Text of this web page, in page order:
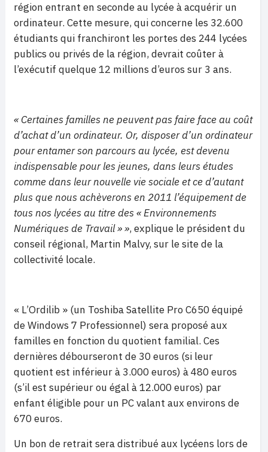
région entrant en seconde au lycée à acquérir un
ordinateur. Cette mesure, qui concerne les 32.600
étudiants qui franchiront les portes des 244 lycées
publics ou privés de la région, devrait coûter à
l’exécutif quelque 12 millions d’euros sur 3 ans.
« Certaines familles ne peuvent pas faire face au coût
d’achat d’un ordinateur. Or, disposer d’un ordinateur
pour entamer son parcours au lycée, est devenu
indispensable pour les jeunes, dans leurs études
comme dans leur nouvelle vie sociale et ce d’autant
plus que nous achèverons en 2011 l’équipement de
tous nos lycées au titre des « Environnements
Numériques de Travail » », explique le président du
conseil régional, Martin Malvy, sur le site de la
collectivité locale.
« L’Ordilib » (un Toshiba Satellite Pro C650 équipé
de Windows 7 Professionnel) sera proposé aux
familles en fonction du quotient familial. Ces
dernières débourseront de 30 euros (si leur
quotient est inférieur à 3.000 euros) à 480 euros
(s’il est supérieur ou égal à 12.000 euros) par
enfant éligible pour un PC valant aux environs de
670 euros.
Un bon de retrait sera distribué aux lycéens lors de